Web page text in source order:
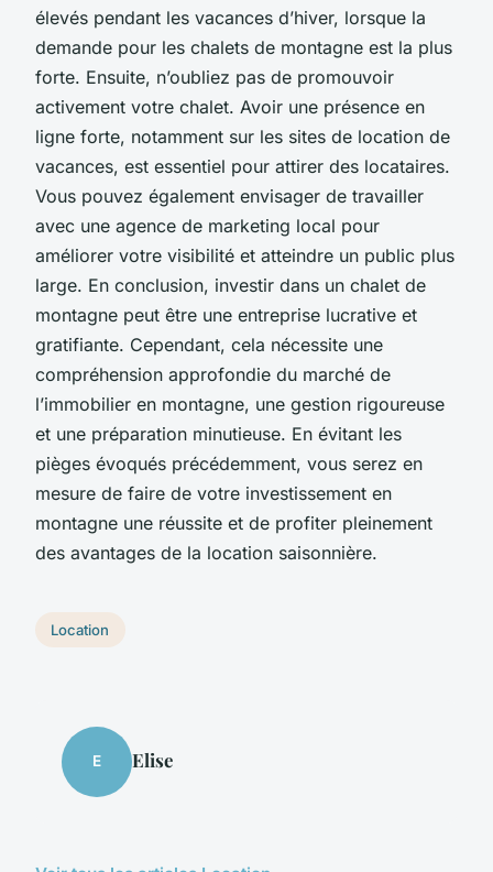
élevés pendant les vacances d’hiver, lorsque la
demande pour les chalets de montagne est la plus
forte. Ensuite, n’oubliez pas de promouvoir
activement votre chalet. Avoir une présence en
ligne forte, notamment sur les sites de location de
vacances, est essentiel pour attirer des locataires.
Vous pouvez également envisager de travailler
avec une agence de marketing local pour
améliorer votre visibilité et atteindre un public plus
large. En conclusion, investir dans un chalet de
montagne peut être une entreprise lucrative et
gratifiante. Cependant, cela nécessite une
compréhension approfondie du marché de
l’immobilier en montagne, une gestion rigoureuse
et une préparation minutieuse. En évitant les
pièges évoqués précédemment, vous serez en
mesure de faire de votre investissement en
montagne une réussite et de profiter pleinement
des avantages de la location saisonnière.
Location
E Elise